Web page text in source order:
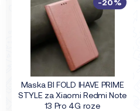
Maska BI FOLD IHAVE PRIME
STYLE za Xiaomi Redmi Note
13 Pro 4G roze
-20%